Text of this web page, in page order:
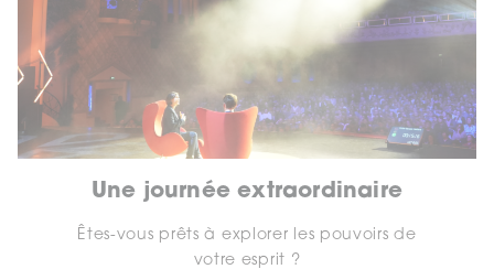
Une journée extraordinaire
Êtes-vous prêts à explorer les pouvoirs de
votre esprit ?